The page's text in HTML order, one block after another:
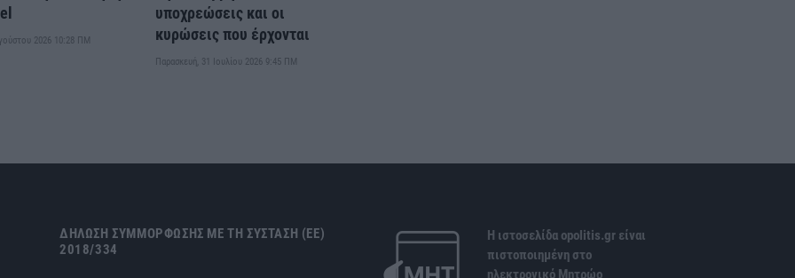
2026 10:28 ΠΜ
υποχρεώσεις και οι
κυρώσεις που έρχονται
Παρασκευή, 31 Ιουλίου 2026 9:45 ΠΜ
ΔΉΛΩΣΗ ΣΥΜΜΌΡΦΩΣΗΣ ΜΕ ΤΗ ΣΎΣΤΑΣΗ (ΕΕ)
2018/334
Η ιστοσελίδα opolitis.gr είναι
πιστοποιημένη στο